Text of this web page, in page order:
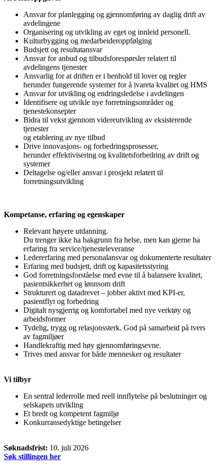
Ansvar for planlegging og gjennomføring av daglig drift av
avdelingene
Organisering og utvikling av eget og innleid personell.
Kulturbygging og medarbeideroppfølging
Budsjett og resultatansvar
Ansvar for anbud og tilbudsforespørsler relatert til
avdelingens tjenester
Ansvarlig for at driften er i henhold til lover og regler
herunder fungerende systemer for å ivareta kvalitet og HMS
Ansvar for utvikling og endringsledelse i avdelingen
Identifisere og utvikle nye forretningsområder og
tjenestekonsepter
Bidra til vekst gjennom videreutvikling av eksisterende
tjenester
og etablering av nye tilbud
Drive innovasjons- og forbedringsprosesser,
herunder effektivisering og kvalitetsforbedring av drift og
systemer
Deltagelse og/eller ansvar i prosjekt relatert til
forretningsutvikling
Kompetanse, erfaring og egenskaper
Relevant høyere utdanning.
Du trenger ikke ha bakgrunn fra helse, men kan gjerne ha
erfaring fra service/tjenesteleveranse
Ledererfaring med personalansvar og dokumenterte resultater
Erfaring med budsjett, drift og kapasitetsstyring
God forretningsforståelse med evne til å balansere kvalitet,
pasientsikkerhet og lønnsom drift
Strukturert og datadrevet – jobber aktivt med KPI-er,
pasientflyt og forbedring
Digitalt nysgjerrig og komfortabel med nye verktøy og
arbeidsformer
Tydelig, trygg og relasjonssterk. God på samarbeid på tvers
av fagmiljøer
Handlekraftig med høy gjennomføringsevne.
Trives med ansvar for både mennesker og resultater
Vi tilbyr
En sentral lederrolle med reell innflytelse på beslutninger og
selskapets utvikling
Et bredt og kompetent fagmiljø
Konkurransedyktige betingelser
Søknadsfrist: 10. juli 2026
Søk stillingen her